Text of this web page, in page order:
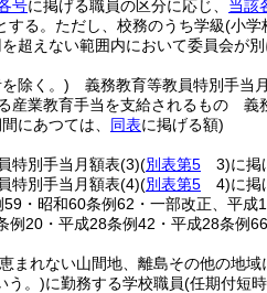
号に掲げる職員の区分に応じ、 当該
する。 ただし、校務のうち学級(小学
超えない範囲内において委員会が
除く。) 義務教育等教員特別手当
産業教育手当を支給されるもの 義
にあつては、 同表に掲げる額)
特別手当月額表(3)(別表第5 3)に掲
特別手当月額表(4)(別表第5 4)に掲
・昭和60条例62・一部改正、平
20・平成28条例42・平成28条例
まれない山間地、離島その他の地
う。)に勤務する学校職員(任期付短